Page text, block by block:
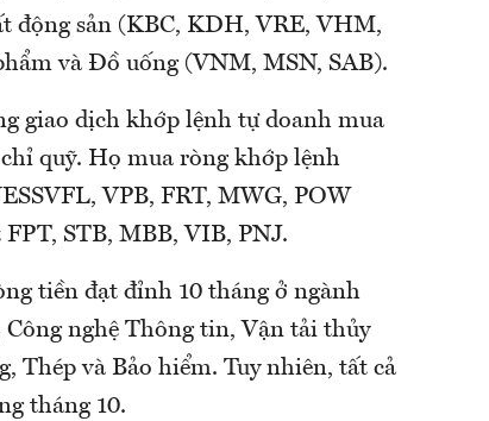
động sản (KBC, KDH, VRE, VHM,
và Đồ uống (VNM, MSN, SAB).
giao dịch khớp lệnh tự doanh mua
quỹ. Họ mua ròng khớp lệnh
VPB, FRT, MWG, POW
STB, MBB, VIB, PNJ.
tiền đạt đỉnh 10 tháng ở ngành
nghệ Thông tin, Vận tải thủy
Thép và Bảo hiểm. Tuy nhiên, tất cả
tháng 10.